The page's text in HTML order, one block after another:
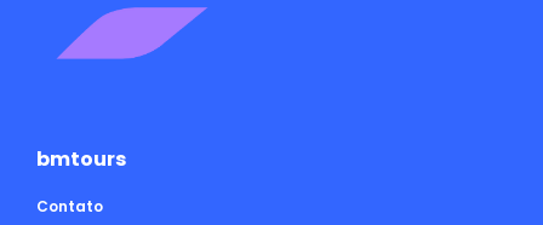
bmtours
Contato